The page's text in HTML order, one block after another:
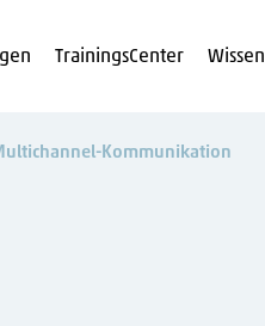
TrainingsCenter Wissen
Kommunikation